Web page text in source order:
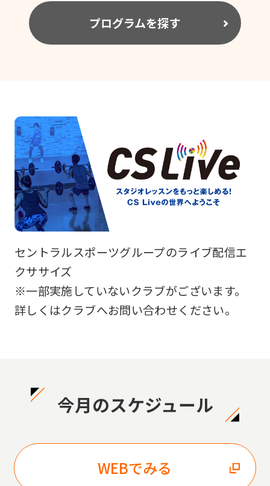
プログラムを探す
セントラルスポーツグループのライブ配信エ
クササイズ
※一部実施していないクラブがございます。
詳しくはクラブへお問い合わせください。
今月のスケジュール
WEBでみる